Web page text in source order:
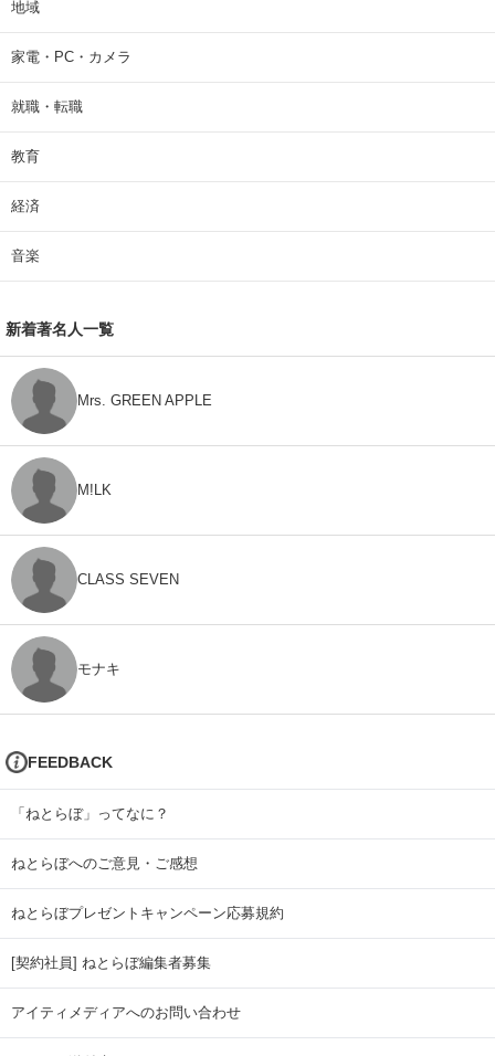
地域
家電・PC・カメラ
就職・転職
教育
経済
音楽
新着著名人一覧
Mrs. GREEN APPLE
M!LK
CLASS SEVEN
モナキ
FEEDBACK
「ねとらぼ」ってなに？
ねとらぼへのご意見・ご感想
ねとらぼプレゼントキャンペーン応募規約
[契約社員] ねとらぼ編集者募集
アイティメディアへのお問い合わせ